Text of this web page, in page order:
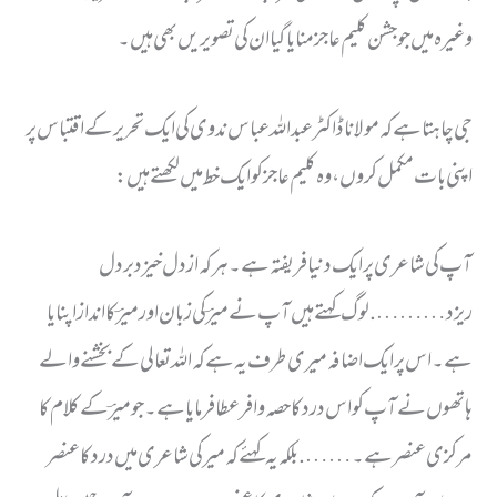
وغیرہ میں جو جشن کلیم عاجز منایا گیا ان کی تصویریں بھی ہیں ۔
جی چاہتا ہے کہ مولانا ڈاکٹر عبد اللہ عباس ندوی کی ایک تحریر کے اقتباس پر
اپنی بات مکمل کروں ، وہ کلیم عاجز کو ایک خط میں لکھتے ہیں :
آپ کی شاعری پر ایک دنیا فریفتہ ہے۔ ہر کہ از دل خیزد بردل
ریزد………. لوگ کہتے ہیں آپ نے میرؔ کی زبان اور میرؔ کا انداز اپنایا
ہے ۔اس پر ایک اضافہ میری طرف یہ ہے کہ اللہ تعالی کے بخشنے والے
ہاتھوں نے آپ کو اس درد کا حصہ وافر عطا فر ما یا ہے ۔ جو میرؔ کے کلام کا
مرکزی عنصر ہے۔…….بلکہ یہ کہئے کہ میر کی شاعری میں درد کا عنصر